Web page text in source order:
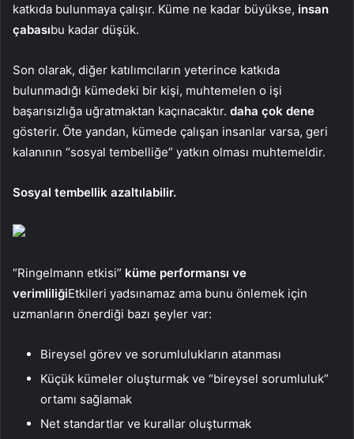
katkıda bulunmaya çalışır. Küme ne kadar büyükse, insan
çabasıbu kadar düşük.
Son olarak, diğer katılımcıların yeterince katkıda
bulunmadığı kümedeki bir kişi, muhtemelen o işi
başarısızlığa uğratmaktan kaçınacaktır. daha çok dene
gösterir. Öte yandan, kümede çalışan insanlar varsa, geri
kalanının “sosyal tembelliğe” yatkın olması muhtemeldir.
Sosyal tembellik azaltılabilir.
“Ringelmann etkisi” küme performansı ve
verimliliğiEtkileri yadsınamaz ama bunu önlemek için
uzmanların önerdiği bazı şeyler var:
Bireysel görev ve sorumlulukların atanması
Küçük kümeler oluşturmak ve “bireysel sorumluluk”
ortamı sağlamak
Net standartlar ve kurallar oluşturmak